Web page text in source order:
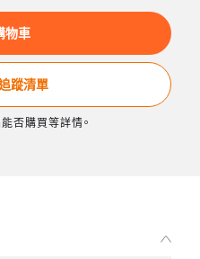
物車
蹤清單
否購買等詳情。